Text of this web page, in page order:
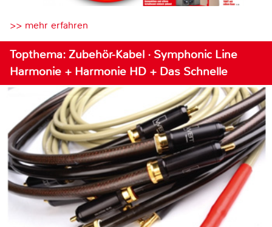
>> mehr erfahren
Topthema: Zubehör-Kabel · Symphonic Line
Harmonie + Harmonie HD + Das Schnelle